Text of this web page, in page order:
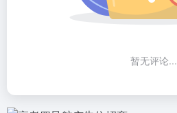
暂无评论...